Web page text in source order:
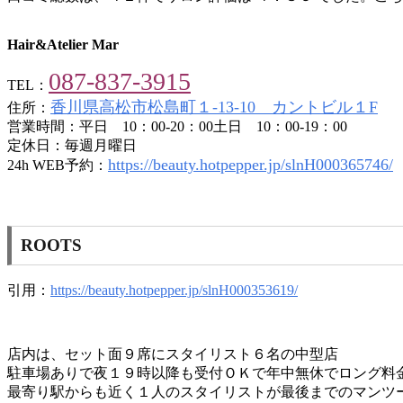
Hair&Atelier Mar
TEL： 087-837-3915
住所： 香川県高松市松島町１-13-10 カントビル１F
営業時間：平日 10：00-20：00土日 10：00-19：00
定休日：毎週月曜日
24h WEB予約： https://beauty.hotpepper.jp/slnH000365746/
ROOTS
引用： https://beauty.hotpepper.jp/slnH000353619/
店内は、セット面９席にスタイリスト６名の中型店
駐車場ありで夜１９時以降も受付ＯＫで年中無休でロング料
最寄り駅からも近く１人のスタイリストが最後までのマンツ